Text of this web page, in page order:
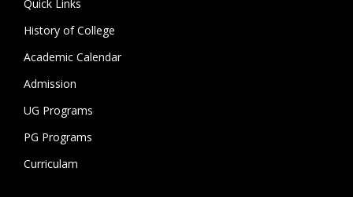
மற்றும் மொழிப் பாடப்பிரிவுகளுக்குமான இரண்டாம் கட்ட
கலந்தாய்வும் நடைபெறுகிறது. 18.06.2026 அன்று
கல்லூரியில் உள்ள அனைத்து பாடப்பிரிவுகளுக்குமான
கலந்தாய்விற்கு அழைக்கப்படும் மாணவ/மாணவியர் உரிய
சான்றிதழ்கள் மற்றும் பெற்றோருடன் மேற்குறிப்பிட்ட
கலந்தாய்வில் பங்கேற்று வாய்ப்பினைப் பயன்படுத்தி
Quick Links
History of College
Academic Calendar
Admission
UG Programs
PG Programs
Curriculam